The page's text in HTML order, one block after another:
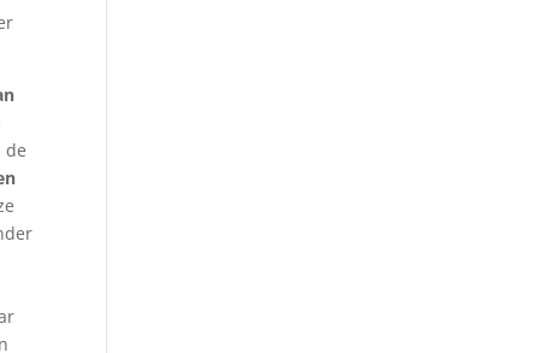
de